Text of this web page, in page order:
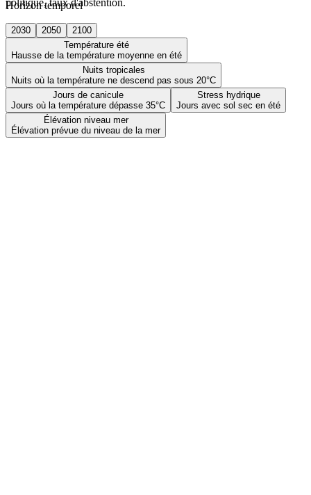
Horizon temporel
2030 2050
2100
Température été
Hausse de la température moyenne en été
Nuits tropicales
Nuits où la température ne descend pas sous 20°C
Jours de canicule
Jours où la température dépasse 35°C
Stress hydrique
Jours avec sol sec en été
Élévation niveau mer
Élévation prévue du niveau de la mer
politique, taux d'abstention.